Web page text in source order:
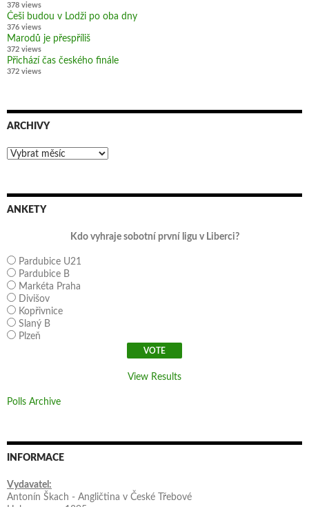
378 views
Češi budou v Lodži po oba dny
376 views
Marodů je přespříliš
372 views
Přichází čas českého finále
372 views
ARCHIVY
Archivy
ANKETY
Kdo vyhraje sobotní první ligu v Liberci?
Pardubice U21
Pardubice B
Markéta Praha
Divišov
Kopřivnice
Slaný B
Plzeň
View Results
Polls Archive
INFORMACE
Vydavatel:
Antonín Škach - Angličtina v České Třebové